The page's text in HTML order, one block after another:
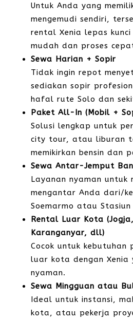
Untuk Anda yang
mengemudi sendiri,
rental Xenia lepas
mudah dan proses
Sewa Harian + Sopir
Tidak ingin repot
sediakan sopir
hafal rute Solo dan
Paket All-In (Mobil +
Solusi lengkap untuk
city tour, atau liburan
memikirkan bensin dan
Sewa Antar-Jemput
Layanan nyaman untuk
mengantar Anda dari/
Soemarmo atau
Rental Luar Kota
Karanganyar, dll)
Cocok untuk kebutuhan
luar kota dengan Xenia
nyaman.
Sewa Mingguan atau
Ideal untuk instansi,
kota, atau pekerja